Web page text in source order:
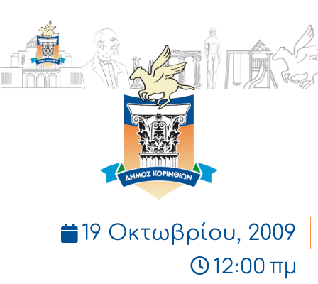
ΔΗΜΟΣ
ΚΟΡΙΝΘΙΩΝ
19 Οκτωβρίου, 2009
12:00 πμ